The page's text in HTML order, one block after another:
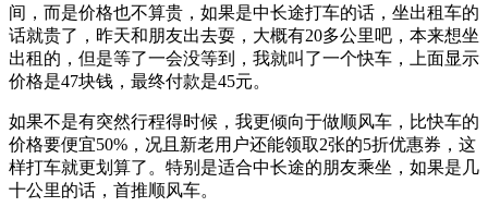
间，而是价格也不算贵，如果是中长途打车的话，坐出租车的
话就贵了，昨天和朋友出去耍，大概有20多公里吧，本来想坐
出租的，但是等了一会没等到，我就叫了一个快车，上面显示
价格是47块钱，最终付款是45元。
如果不是有突然行程得时候，我更倾向于做顺风车，比快车的
价格要便宜50%，况且新老用户还能领取2张的5折优惠券，这
样打车就更划算了。特别是适合中长途的朋友乘坐，如果是几
十公里的话，首推顺风车。